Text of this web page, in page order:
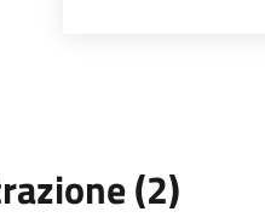
(2)